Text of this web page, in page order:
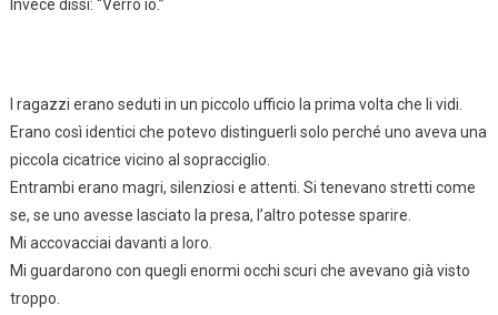
Invece dissi: “Verrò io.”
I ragazzi erano seduti in un piccolo ufficio la prima volta che li vidi.
Erano così identici che potevo distinguerli solo perché uno aveva una
piccola cicatrice vicino al sopracciglio.
Entrambi erano magri, silenziosi e attenti. Si tenevano stretti come
se, se uno avesse lasciato la presa, l’altro potesse sparire.
Mi accovacciai davanti a loro.
Mi guardarono con quegli enormi occhi scuri che avevano già visto
troppo.